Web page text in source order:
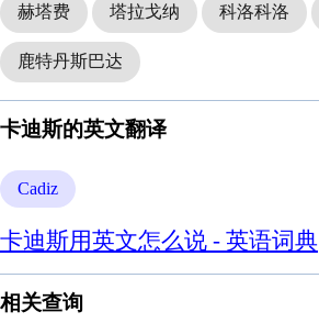
赫塔费 塔拉戈纳 科洛科洛
鹿特丹斯巴达
卡迪斯的英文翻译
Cadiz
卡迪斯用英文怎么说 - 英语词典
相关查询